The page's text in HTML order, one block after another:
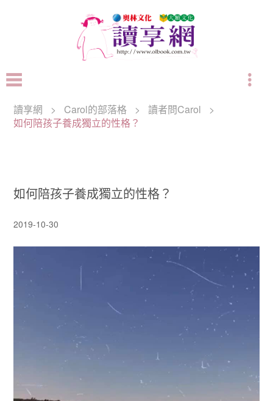
讀享網 > Carol的部落格 > 讀者問Carol
>
如何陪孩子養成獨立的性格？
如何陪孩子養成獨立的性格？
2019-10-30